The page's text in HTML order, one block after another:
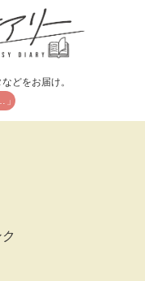
どをお届け。
」